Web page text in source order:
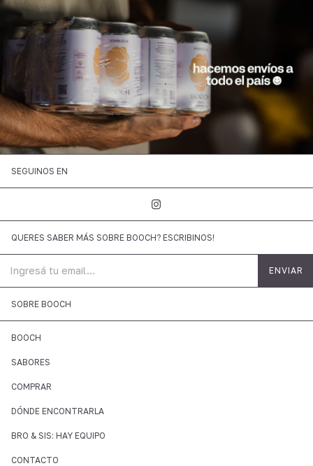
SEGUINOS EN
QUERES SABER MÁS SOBRE BOOCH? ESCRIBINOS!
SOBRE BOOCH
BOOCH
SABORES
COMPRAR
DÓNDE ENCONTRARLA
BRO & SIS: HAY EQUIPO
CONTACTO